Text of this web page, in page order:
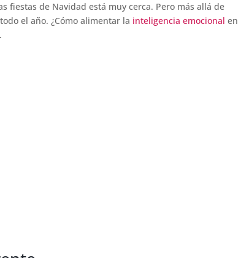
fiestas de Navidad está muy cerca. Pero más allá de
el año. ¿Cómo alimentar la inteligencia emocional en